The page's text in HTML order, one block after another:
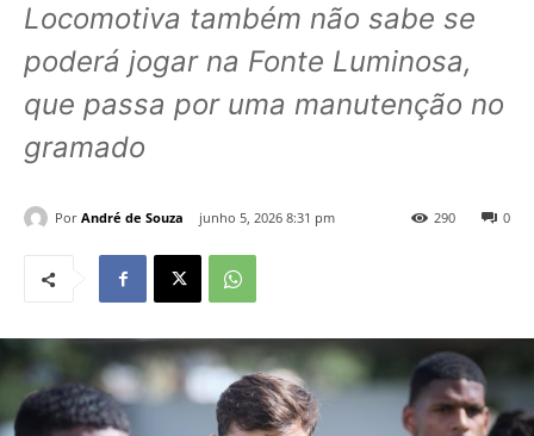
Locomotiva também não sabe se
poderá jogar na Fonte Luminosa,
que passa por uma manutenção no
gramado
Por André de Souza junho 5, 2026 8:31 pm 0
290